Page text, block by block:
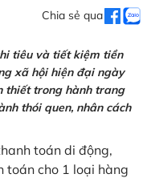
Chia sẻ qua
tiêu và tiết kiệm tiền
xã hội hiện đại ngày
thiết trong hành trang
thói quen, nhân cách
toán di động,
toán cho 1 loại hàng